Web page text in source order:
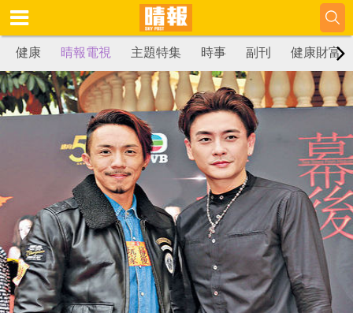
健康 晴報電視 主題特集 時事 副刊 健康財富